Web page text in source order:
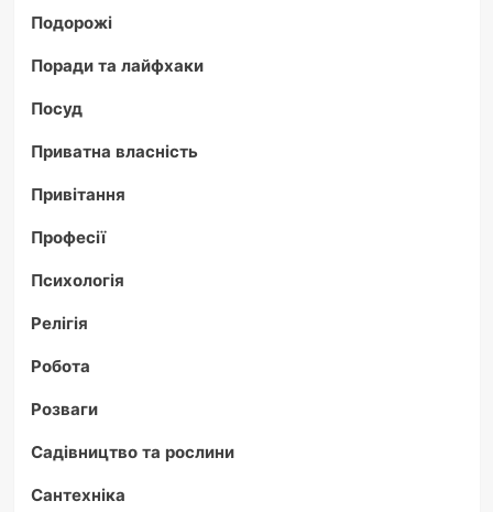
Подорожі
Поради та лайфхаки
Посуд
Приватна власність
Привітання
Професії
Психологія
Релігія
Робота
Розваги
Садівництво та рослини
Сантехніка